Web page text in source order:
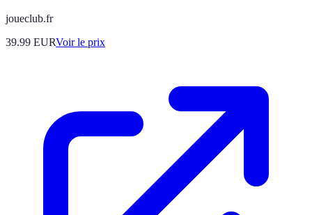
joueclub.fr
39.99 EURVoir le prix